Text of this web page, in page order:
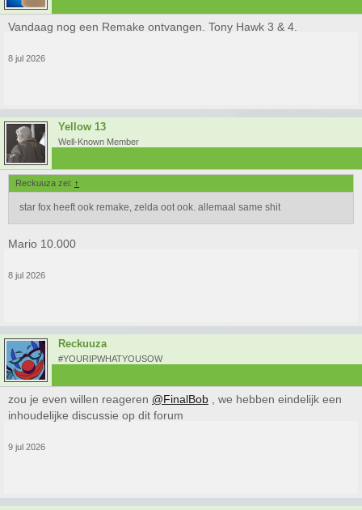
Vandaag nog een Remake ontvangen. Tony Hawk 3 & 4.
8 jul 2026
Yellow 13
Well-Known Member
Reckuuza zei: ↑
star fox heeft ook remake, zelda oot ook. allemaal same shit
Mario 10.000
8 jul 2026
Reckuuza
#YOURIPWHATYOUSOW
zou je even willen reageren @FinalBob , we hebben eindelijk een
inhoudelijke discussie op dit forum
9 jul 2026